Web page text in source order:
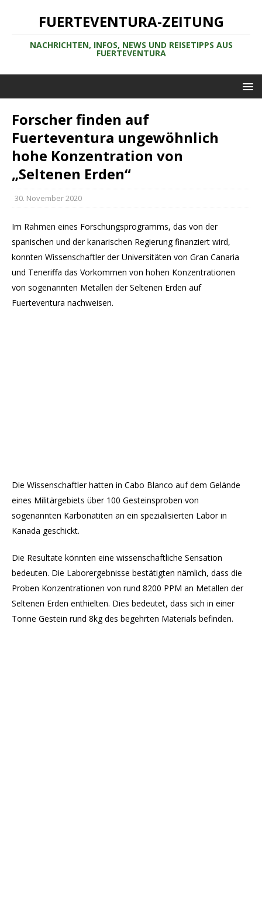
FUERTEVENTURA-ZEITUNG
NACHRICHTEN, INFOS, NEWS UND REISETIPPS AUS
FUERTEVENTURA
Forscher finden auf
Fuerteventura ungewöhnlich
hohe Konzentration von
„Seltenen Erden“
30. November 2020
Im Rahmen eines Forschungsprogramms, das von der
spanischen und der kanarischen Regierung finanziert wird,
konnten Wissenschaftler der Universitäten von Gran Canaria
und Teneriffa das Vorkommen von hohen Konzentrationen
von sogenannten Metallen der Seltenen Erden auf
Fuerteventura nachweisen.
Die Wissenschaftler hatten in Cabo Blanco auf dem Gelände
eines Militärgebiets über 100 Gesteinsproben von
sogenannten Karbonatiten an ein spezialisierten Labor in
Kanada geschickt.
Die Resultate könnten eine wissenschaftliche Sensation
bedeuten. Die Laborergebnisse bestätigten nämlich, dass die
Proben Konzentrationen von rund 8200 PPM an Metallen der
Seltenen Erden enthielten. Dies bedeutet, dass sich in einer
Tonne Gestein rund 8kg des begehrten Materials befinden.